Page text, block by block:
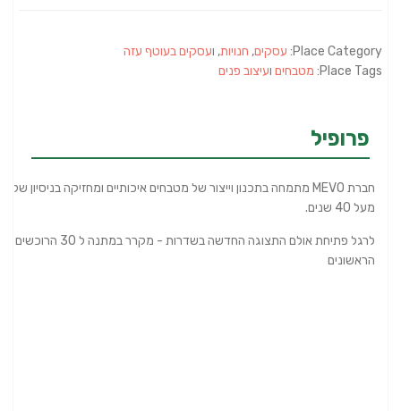
Place Category: עסקים, חנויות, ועסקים בעוטף עזה
Place Tags: מטבחים ועיצוב פנים
פרופיל
חברת MEVO מתמחה בתכנון וייצור של מטבחים איכותיים ומחזיקה בניסיון של
מעל 40 שנים.
לרגל פתיחת אולם התצוגה החדשה בשדרות - מקרר במתנה ל 30 הרוכשים
הראשונים